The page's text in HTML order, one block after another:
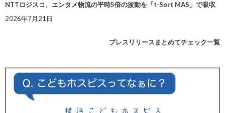
NTTロジスコ、エンタメ物流の平時5倍の波動を「t-Sort MAS」で吸収
2026年7月21日
プレスリリースまとめてチェック一覧